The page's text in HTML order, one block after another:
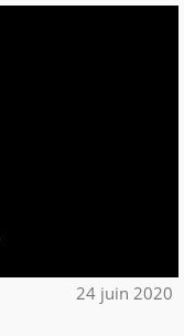
24 juin 2020